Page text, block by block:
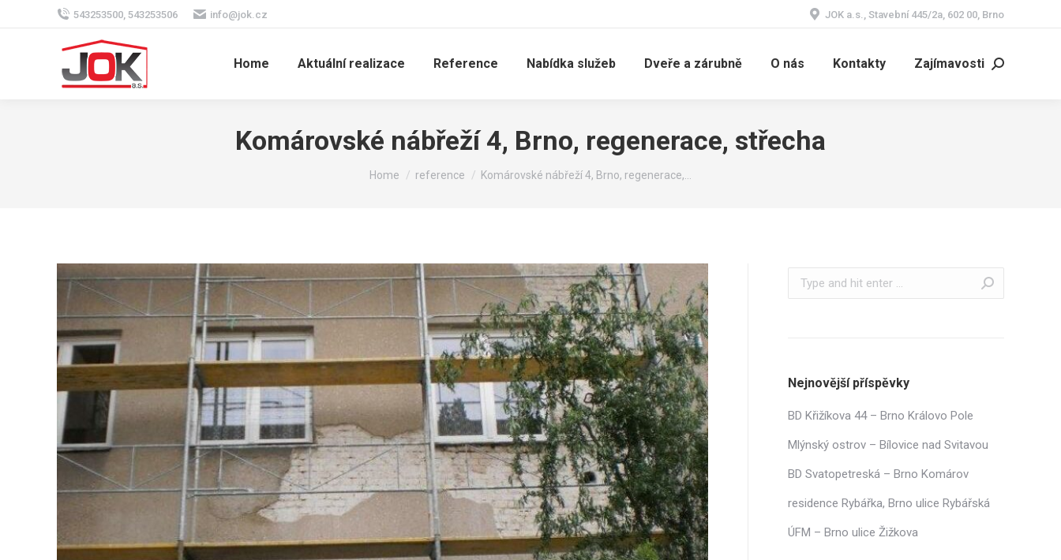
543253500, 543253506 info@jok.cz JOK a.s., Stavební 445/2a, 602 00, Brno
Home Aktuální realizace Reference Nabídka služeb Dveře a zárubně O nás Kontakty Zajímavosti Search:
Komárovské nábřeží 4, Brno, regenerace, střecha
You are here:
Home reference Komárovské nábřeží 4, Brno, regenerace,…
Search:
Nejnovější příspěvky
BD Křižíkova 44 – Brno Královo Pole
Mlýnský ostrov – Bílovice nad Svitavou
BD Svatopetreská – Brno Komárov
residence Rybářka, Brno ulice Rybářská
ÚFM – Brno ulice Žižkova